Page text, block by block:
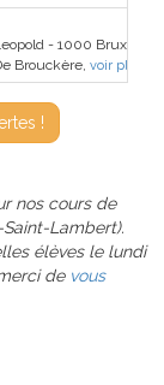
- 1000 Bruxelles
Brouckère, voir plan
!
nos cours de
Lambert).
élèves le lundi
de vous